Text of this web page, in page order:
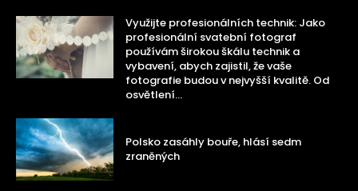
Využijte profesionálních technik: Jako
profesionální svatební fotograf
používám širokou škálu technik a
vybavení, abych zajistil, že vaše
fotografie budou v nejvyšší kvalitě. Od
osvětlení...
Polsko zasáhly bouře, hlásí sedm
zraněných